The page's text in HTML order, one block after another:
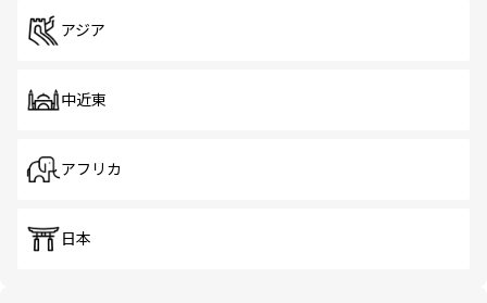
アジア
中近東
アフリカ
日本